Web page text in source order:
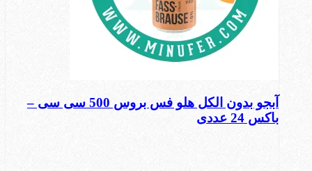
آبجو بدون الکل هلو فس بروس 500 سی سی –
باکس 24 عددی